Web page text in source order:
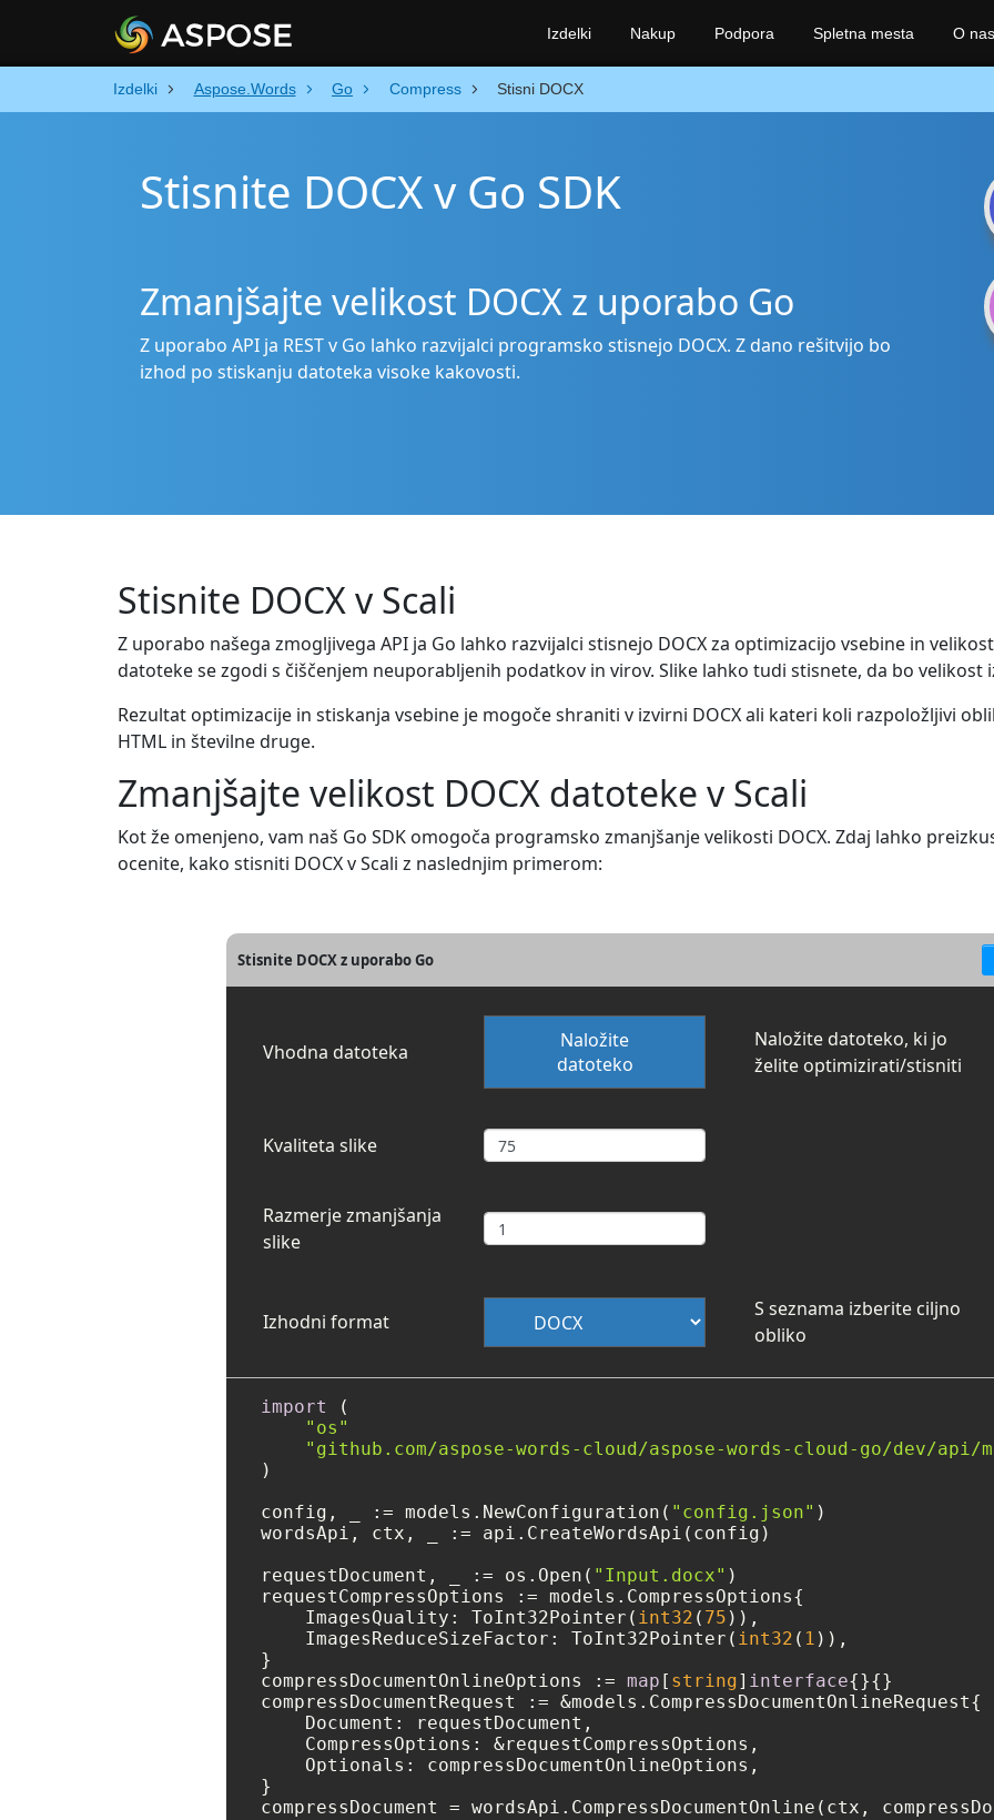
Izdelki Aspose.Words Go Compress Stisni DOCX
Stisnite DOCX v Go SDK
Zmanjšajte velikost DOCX z uporabo Go
Z uporabo API ja REST v Go lahko razvijalci programsko stisnejo DOCX. Z dano rešitvijo bo
izhod po stiskanju datoteka visoke kakovosti.
Stisnite DOCX v Scali
Z uporabo našega zmogljivega API ja Go lahko razvijalci stisnejo DOCX za optimizacijo vsebine in
datoteke se zgodi s čiščenjem neuporabljenih podatkov in virov. Slike lahko tudi stisnete, da bo velikost
Rezultat optimizacije in stiskanja vsebine je mogoče shraniti v izvirni DOCX ali kateri koli razpoložljivi
HTML in številne druge.
Zmanjšajte velikost DOCX datoteke v Scali
Kot že omenjeno, vam naš Go SDK omogoča programsko zmanjšanje velikosti DOCX. Zdaj lahko
ocenite, kako stisniti DOCX v Scali z naslednjim primerom:
Stisnite DOCX z uporabo Go
Vhodna datoteka
Naložite
datoteko
Naložite datoteko, ki jo
želite optimizirati/stisniti
Kvaliteta slike
Razmerje zmanjšanja
slike
Izhodni format
S seznama izberite ciljno
obliko
import
(
"os"
"github.com/aspose-words-cloud/aspose-words-cloud-go/dev/api/
)
config, _ := models.NewConfiguration( "config.json" )
wordsApi, ctx, _ := api.CreateWordsApi(config)
requestDocument, _ := os.Open( "Input.docx" )
requestCompressOptions := models.CompressOptions{
    ImagesQuality: ToInt32Pointer(
int32 ( 75 )),
    ImagesReduceSizeFactor: ToInt32Pointer(
int32 ( 1 )),
}
compressDocumentOnlineOptions := map [ string] interface{}{}
compressDocumentRequest := &models.CompressDocumentOnlineRequest{
    Document: requestDocument,
    CompressOptions: &requestCompressOptions,
    Optionals: compressDocumentOnlineOptions,
}
compressDocument = wordsApi.CompressDocumentOnline(ctx,
Izdelki Nakup Podpora Spletna mesta O nas